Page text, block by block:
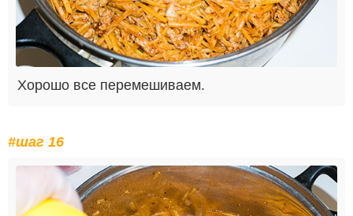
Хорошо все перемешиваем.
#шаг 16